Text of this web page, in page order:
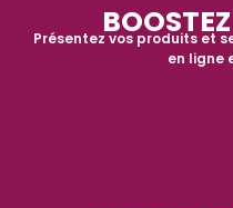
Présentez vos produits et
en ligne